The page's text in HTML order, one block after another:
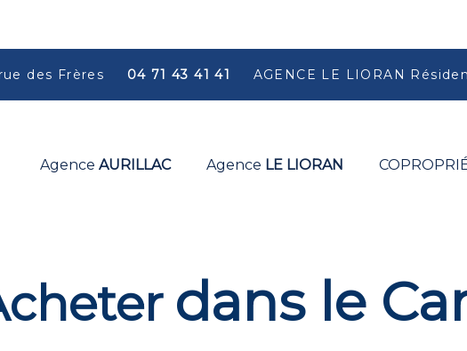
des Frères 04 71 43 41 41 AGENCE LE LIORAN
Agence AURILLAC Agence LE LIORAN
dans le